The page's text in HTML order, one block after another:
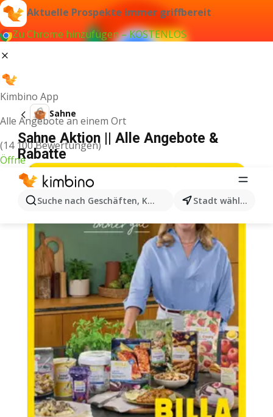
Aktuelle Prospekte immer griffbereit
Zu Chrome hinzufügen – KOSTENLOS
Kimbino App
Alle Angebote an einem Ort
(14 100 Bewertungen)
Öffne
Suche nach Geschäften, Kategorien, Produkten...
Stadt wählen
Sahne
Sahne Aktion || Alle Angebote &
Rabatte